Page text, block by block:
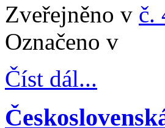
Zveřejněno v č.
Označeno v
Číst dál...